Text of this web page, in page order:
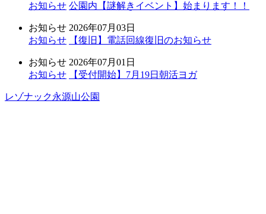
お知らせ 公園内【謎解きイベント】始まります！！
お知らせ 2026年07月03日
お知らせ
【復旧】電話回線復旧のお知らせ
お知らせ 2026年07月01日
お知らせ
【受付開始】7月19日朝活ヨガ
レゾナック永源山公園